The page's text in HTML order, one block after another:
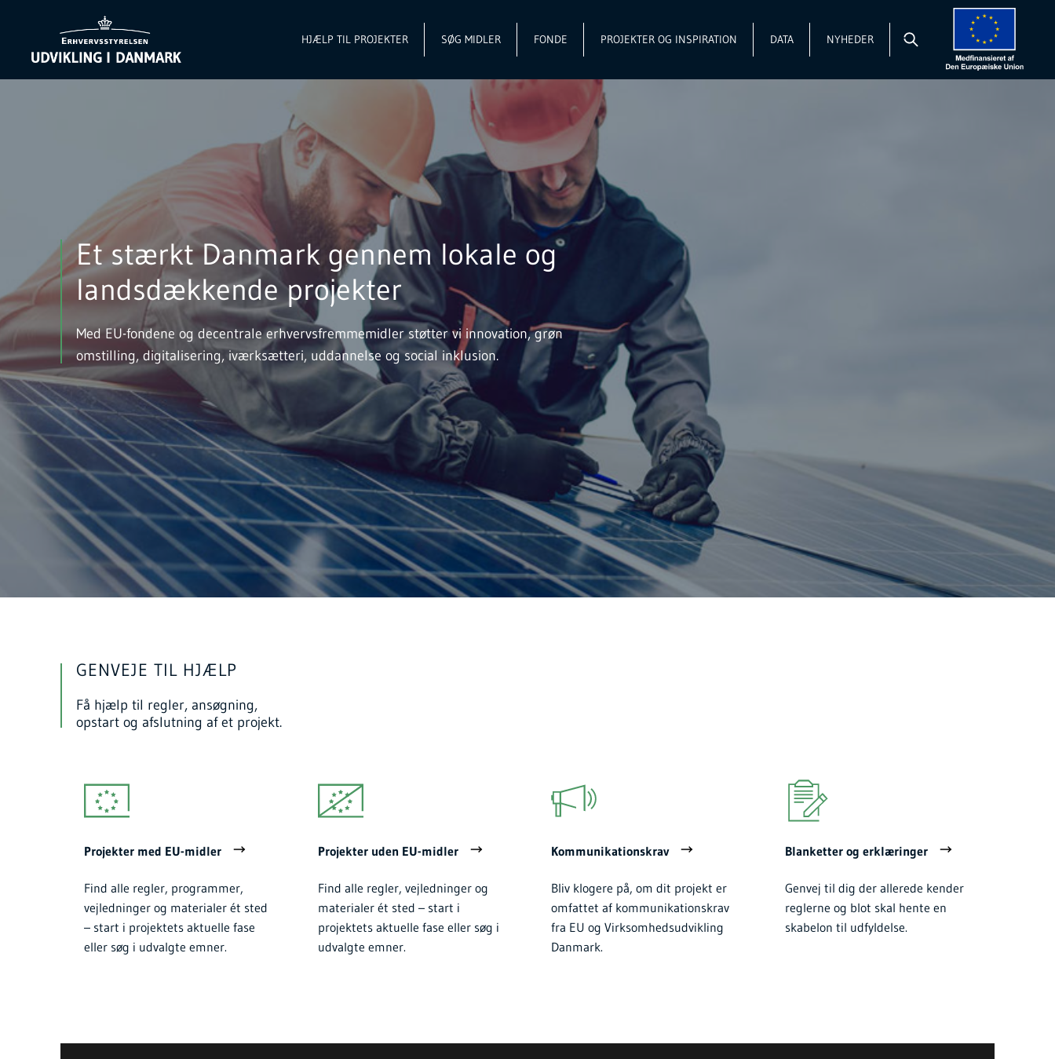
HJÆLP TIL PROJEKTER SØG MIDLER FONDE PROJEKTER OG INSPIRATION DATA NYHEDER
Et stærkt Danmark gennem lokale og
landsdækkende projekter
Med EU-fondene og decentrale erhvervsfremmemidler støtter vi innovation, grøn
omstilling, digitalisering, iværksætteri, uddannelse og social inklusion.
GENVEJE TIL HJÆLP
Få hjælp til regler, ansøgning,
opstart og afslutning af et projekt.
Projekter med EU-midler
Find alle regler, programmer,
vejledninger og materialer ét sted
– start i projektets aktuelle fase
eller søg i udvalgte emner.
Projekter uden EU-midler
Find alle regler, vejledninger og
materialer ét sted – start i
projektets aktuelle fase eller søg i
udvalgte emner.
Kommunikationskrav
Bliv klogere på, om dit projekt er
omfattet af kommunikationskrav
fra EU og Virksomhedsudvikling
Danmark.
Blanketter og erklæringer
Genvej til dig der allerede kender
reglerne og blot skal hente en
skabelon til udfyldelse.